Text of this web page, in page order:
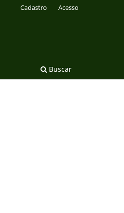
Buscar
Cadastro Acesso